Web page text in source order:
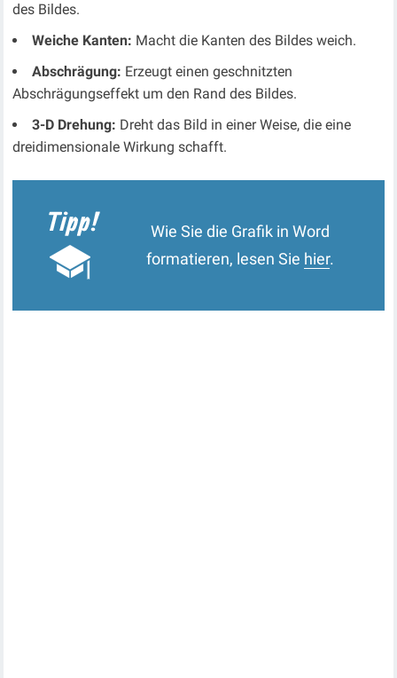
des Bildes.
Weiche Kanten: Macht die Kanten des Bildes weich.
Abschrägung: Erzeugt einen geschnitzten
Abschrägungseffekt um den Rand des Bildes.
3-D Drehung: Dreht das Bild in einer Weise, die eine
dreidimensionale Wirkung schafft.
Wie Sie die Grafik in Word
formatieren, lesen Sie hier.